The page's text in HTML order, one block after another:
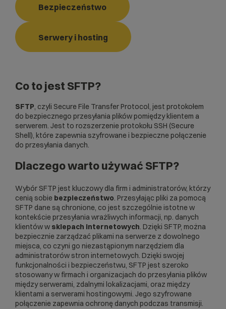
Bezpieczeństwo
Serwery i hosting
Co to jest SFTP?
SFTP, czyli Secure File Transfer Protocol, jest protokołem
do bezpiecznego przesyłania plików pomiędzy klientem a
serwerem. Jest to rozszerzenie protokołu SSH (Secure
Shell), które zapewnia szyfrowane i bezpieczne połączenie
do przesyłania danych.
Dlaczego warto używać SFTP?
Wybór SFTP jest kluczowy dla firm i administratorów, którzy
cenią sobie bezpieczeństwo. Przesyłając pliki za pomocą
SFTP dane są chronione, co jest szczególnie istotne w
kontekście przesyłania wrażliwych informacji, np. danych
klientów w sklepach internetowych. Dzięki SFTP, można
bezpiecznie zarządzać plikami na serwerze z dowolnego
miejsca, co czyni go niezastąpionym narzędziem dla
administratorów stron internetowych. Dzięki swojej
funkcjonalności i bezpieczeństwu, SFTP jest szeroko
stosowany w firmach i organizacjach do przesyłania plików
między serwerami, zdalnymi lokalizacjami, oraz między
klientami a serwerami hostingowymi. Jego szyfrowane
połączenie zapewnia ochronę danych podczas transmisji.